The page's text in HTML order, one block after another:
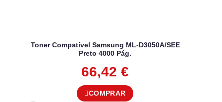
Toner Compatível Samsung ML-D3050A/SEE
Preto 4000 Pág.
66,42 €
COMPRAR